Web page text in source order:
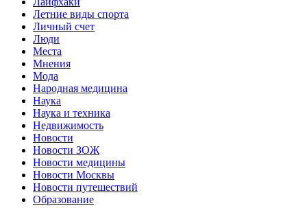
Летние виды спорта
Личный счет
Люди
Места
Мнения
Мода
Народная медицина
Наука
Наука и техника
Недвижимость
Новости
Новости ЗОЖ
Новости медицины
Новости Москвы
Новости путешествий
Образование